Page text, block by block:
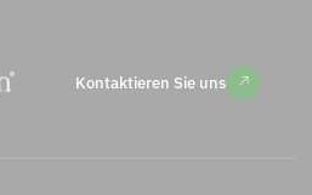
Kontaktieren Sie uns